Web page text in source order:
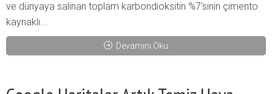
ve dünyaya salınan toplam karbondioksitin %7’sinin çimento
kaynaklı...
Devamını Oku